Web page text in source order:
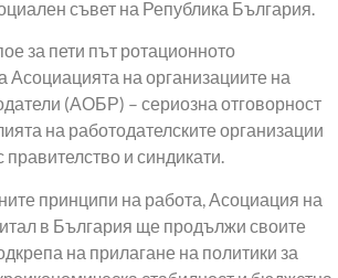
съвет на Република България.
за пети път ротационното
Асоциацията на организациите на
(АОБР) – сериозна отговорност
на работодателските организации
правителство и синдикати.
принципи на работа, Асоциация на
в България ще продължи своите
на прилагане на политики за